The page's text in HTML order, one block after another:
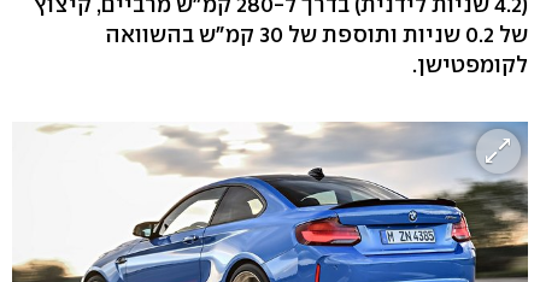
של 0.2 שניות ותוספת של 30 קמ"ש בהשוואה
לקומפטישן.